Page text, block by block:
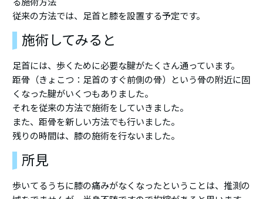
従来の方法では、足首と膝を設置する予定です。
施術してみると
足首には、歩くために必要な腱がたくさん通っています。
距骨（きょこつ：足首のすぐ前側の骨）という骨の附近に固
くなった腱がいくつもありました。
それを従来の方法で施術をしていきました。
また、距骨を新しい方法でも行いました。
残りの時間は、膝の施術を行ないました。
所見
歩いてるうちに膝の痛みがなくなったということは、推測の